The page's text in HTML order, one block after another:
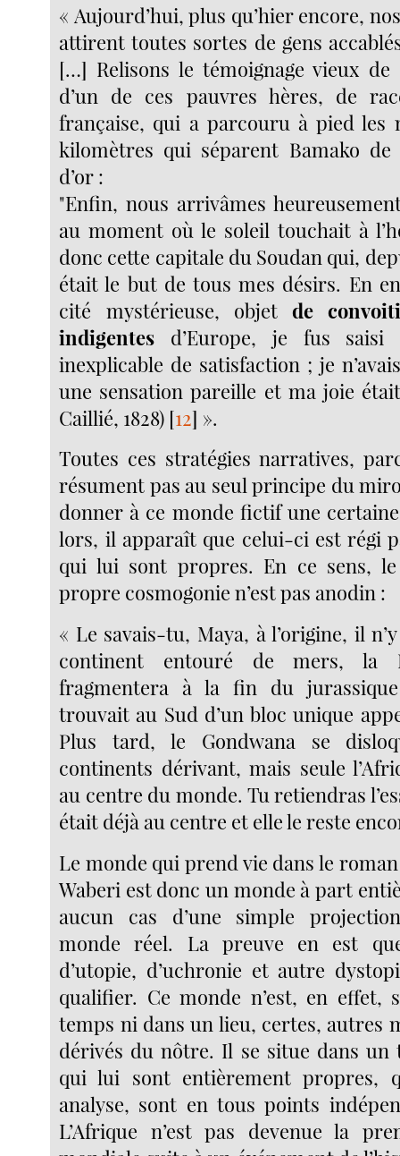
« Aujourd’hui, plus qu’hier encore,
attirent toutes sortes de gens
[…] Relisons le témoignage vieux de
d’un de ces pauvres hères, de
française, qui a parcouru à pied les
kilomètres qui séparent Bamako
d’or :
"Enfin, nous arrivâmes
au moment où le soleil touchait à
donc cette capitale du Soudan qui,
était le but de tous mes désirs. En
cité mystérieuse, objetde
indigentes d’Europe, je fus saisi
inexplicable de satisfaction ; je
une sensation pareille et ma joie
Caillié, 1828) [12] ».
Toutes ces stratégies narratives,
résument pas au seul principe du
donner à ce monde fictif une
lors, il apparaît que celui-ci est régi
qui lui sont propres. En ce sens,
propre cosmogonie n’est pas anodin :
« Le savais-tu, Maya, à l’origine, il
continent entouré de mers, la
fragmentera à la fin du
trouvait au Sud d’un bloc unique
Plus tard, le Gondwana se
continents dérivant, mais seule
au centre du monde. Tu retiendras
était déjà au centre et elle le reste
Le monde qui prend vie dans le
Waberi est donc un monde à part
aucun cas d’une simple
monde réel. La preuve en est
d’utopie, d’uchronie et autre
qualifier. Ce monde n’est, en effet,
temps ni dans un lieu, certes, autres
dérivés du nôtre. Il se situe dans un
qui lui sont entièrement propres,
analyse, sont en tous points
L’Afrique n’est pas devenue la